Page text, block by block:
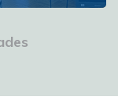
de la